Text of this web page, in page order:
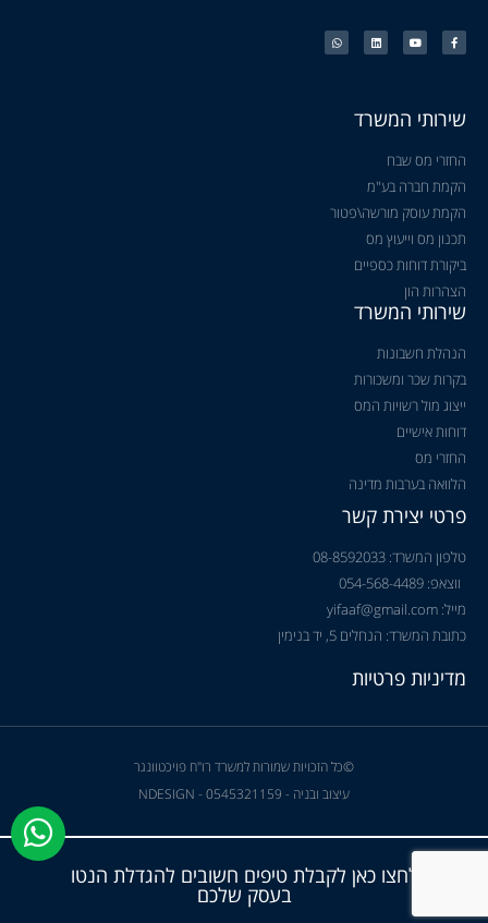
שירותי המשרד
החזרי מס שבח
הקמת חברה בע"מ
הקמת עוסק מורשה\פטור
תכנון מס וייעוץ מס
ביקורת דוחות כספיים
הצהרות הון
שירותי המשרד
הנהלת חשבונות
בקרות שכר ומשכורות
ייצוג מול רשויות המס
דוחות אישיים
החזרי מס
הלוואה בערבות מדינה
פרטי יצירת קשר
טלפון המשרד: 08-8592033
ווצאפ: 054-568-4489
מייל: yifaaf@gmail.com
כתובת המשרד: הנחלים 5, יד בנימין
מדיניות פרטיות
©כל הזכויות שמורות למשרד רו"ח פויכטוונגר
עיצוב ובניה - NDESIGN - 0545321159
לחצו כאן לקבלת טיפים חשובים להגדלת הנטו
בעסק שלכם